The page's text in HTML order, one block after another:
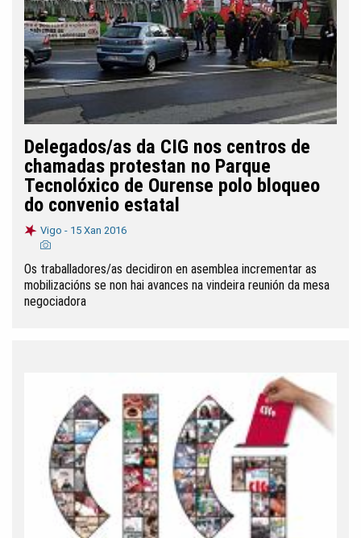
Delegados/as da CIG nos centros de
chamadas protestan no Parque
Tecnolóxico de Ourense polo bloqueo
do convenio estatal
Vigo - 15 Xan 2016
Os traballadores/as decidiron en asemblea incrementar as
mobilizacións se non hai avances na vindeira reunión da mesa
negociadora